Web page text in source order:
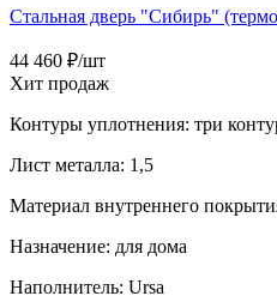
Стальная дверь "Сибирь"
44 460 ₽/шт
Хит продаж
Контуры уплотнения: три
Лист металла: 1,5
Материал внутреннего
Назначение: для дома
Наполнитель: Ursa